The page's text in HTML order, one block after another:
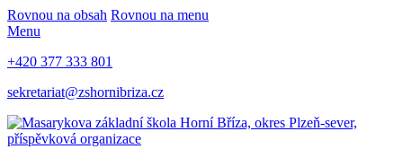
Rovnou na obsah Rovnou na menu
Menu
+420 377 333 801
sekretariat@zshornibriza.cz